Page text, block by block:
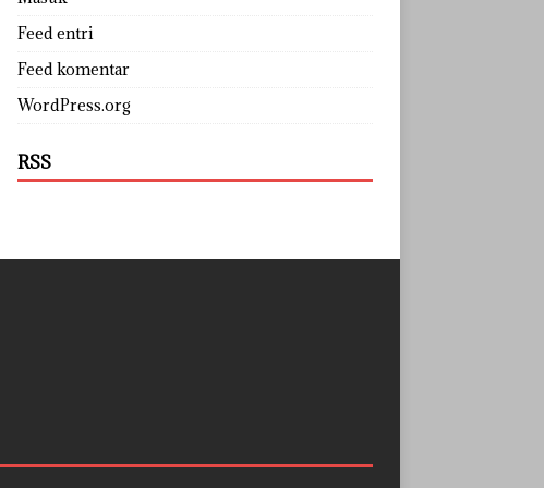
Feed entri
Feed komentar
WordPress.org
RSS